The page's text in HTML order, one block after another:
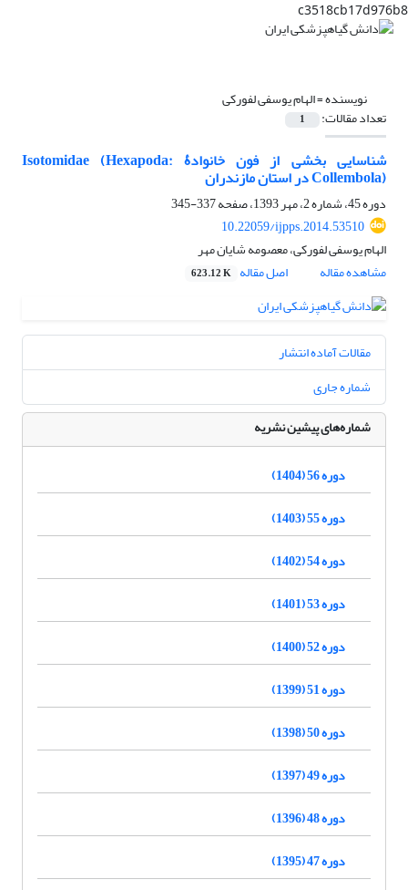
c3518cb17d976b8
نویسنده =الهام یوسفی لفورکی
تعداد مقالات: 1
شناسایی بخشی از فون خانوادۀ Isotomidae (Hexapoda:
Collembola) در استان مازندران
دوره 45، شماره 2، مهر 1393، صفحه
337-345
10.22059/ijpps.2014.53510
الهام یوسفی لفورکی، معصومه شایان مهر
مشاهده مقاله
اصل مقاله 623.12 K
مقالات آماده انتشار
شماره جاری
شماره‌های پیشین نشریه
دوره 56 (1404)
دوره 55 (1403)
دوره 54 (1402)
دوره 53 (1401)
دوره 52 (1400)
دوره 51 (1399)
دوره 50 (1398)
دوره 49 (1397)
دوره 48 (1396)
دوره 47 (1395)